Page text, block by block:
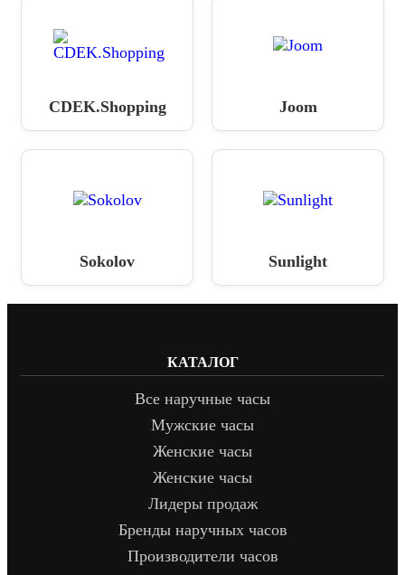
CDEK.Shopping Joom
Sokolov Sunlight
КАТАЛОГ
Все наручные часы
Мужские часы
Женские часы
Женские часы
Лидеры продаж
Бренды наручных часов
Производители часов